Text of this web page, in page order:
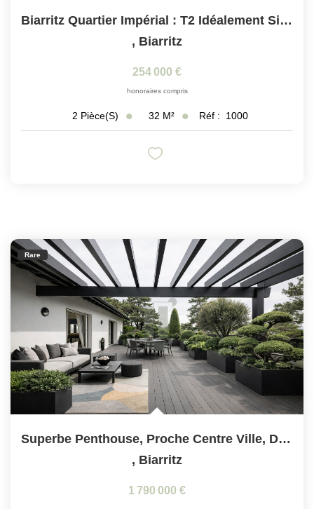
Biarritz Quartier Impérial : T2 Idéalement Situé À...
, Biarritz
254 000 €
honoraires compris
2 Pièce(s) 32 M² Réf : 1000
Rare
Superbe Penthouse, Proche Centre Ville, Double Garage
, Biarritz
1 790 000 €